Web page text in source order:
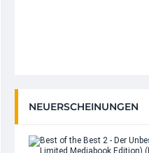
NEUERSCHEINUNGEN